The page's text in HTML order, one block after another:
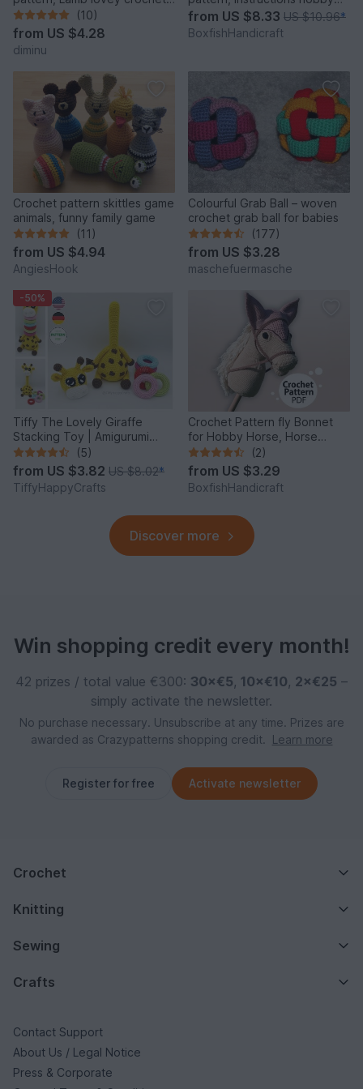
pattern
(10)
from US $4.28
diminu
horse, horse for children
from US $8.33 US $10.96*
BoxfishHandicraft
Crochet pattern skittles game
animals, funny family game
(11)
from US $4.94
AngiesHook
Colourful Grab Ball – woven
crochet grab ball for babies
(177)
from US $3.28
maschefuermasche
-50%
Tiffy The Lovely Giraffe
Stacking Toy | Amigurumi
Crochet Pattern PDF
(5)
from US $3.82 US $8.02*
TiffyHappyCrafts
Crochet Pattern fly Bonnet
for Hobby Horse, Horse
Hood as Accessory
(2)
from US $3.29
BoxfishHandicraft
Discover more
Win shopping credit every month!
42 prizes / total value €300: 30×€5, 10×€10, 2×€25 –
simply activate the newsletter.
No purchase necessary. Unsubscribe at any time. Prizes are
awarded as Crazypatterns shopping credit.
Learn more
Register for free Activate newsletter
Crochet
Knitting
Sewing
Crafts
Contact Support
About Us / Legal Notice
Press & Corporate